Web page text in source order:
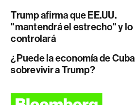
Trump afirma que EE.UU.
"mantendrá el estrecho" y lo
controlará
¿Puede la economía de Cuba
sobrevivir a Trump?